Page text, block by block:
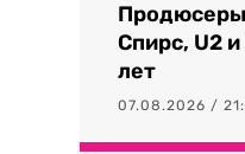
Спирс, U2
лет
07.08.2026 /